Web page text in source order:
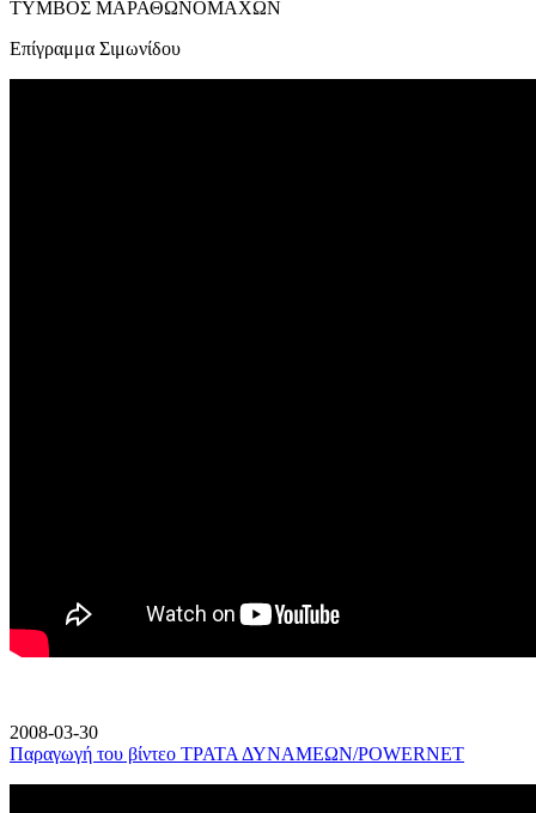
ΤΥΜΒΟΣ ΜΑΡΑΘΩΝΟΜΑΧΩΝ
Επίγραμμα Σιμωνίδου
2008-03-30
Παραγωγή του βίντεο ΤΡΑΤΑ ΔΥΝΑΜΕΩΝ/POWERNET